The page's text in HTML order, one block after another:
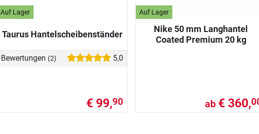
Auf Lager
Taurus Hantelscheibenständer
Bewertungen (2) 5,0
€ 99,90
Auf Lager
Nike 50 mm Langhantel
Coated Premium 20 kg
ab € 360,